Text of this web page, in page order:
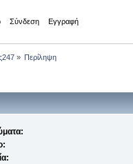
Σύνδεση Εγγραφή
» Περίληψη